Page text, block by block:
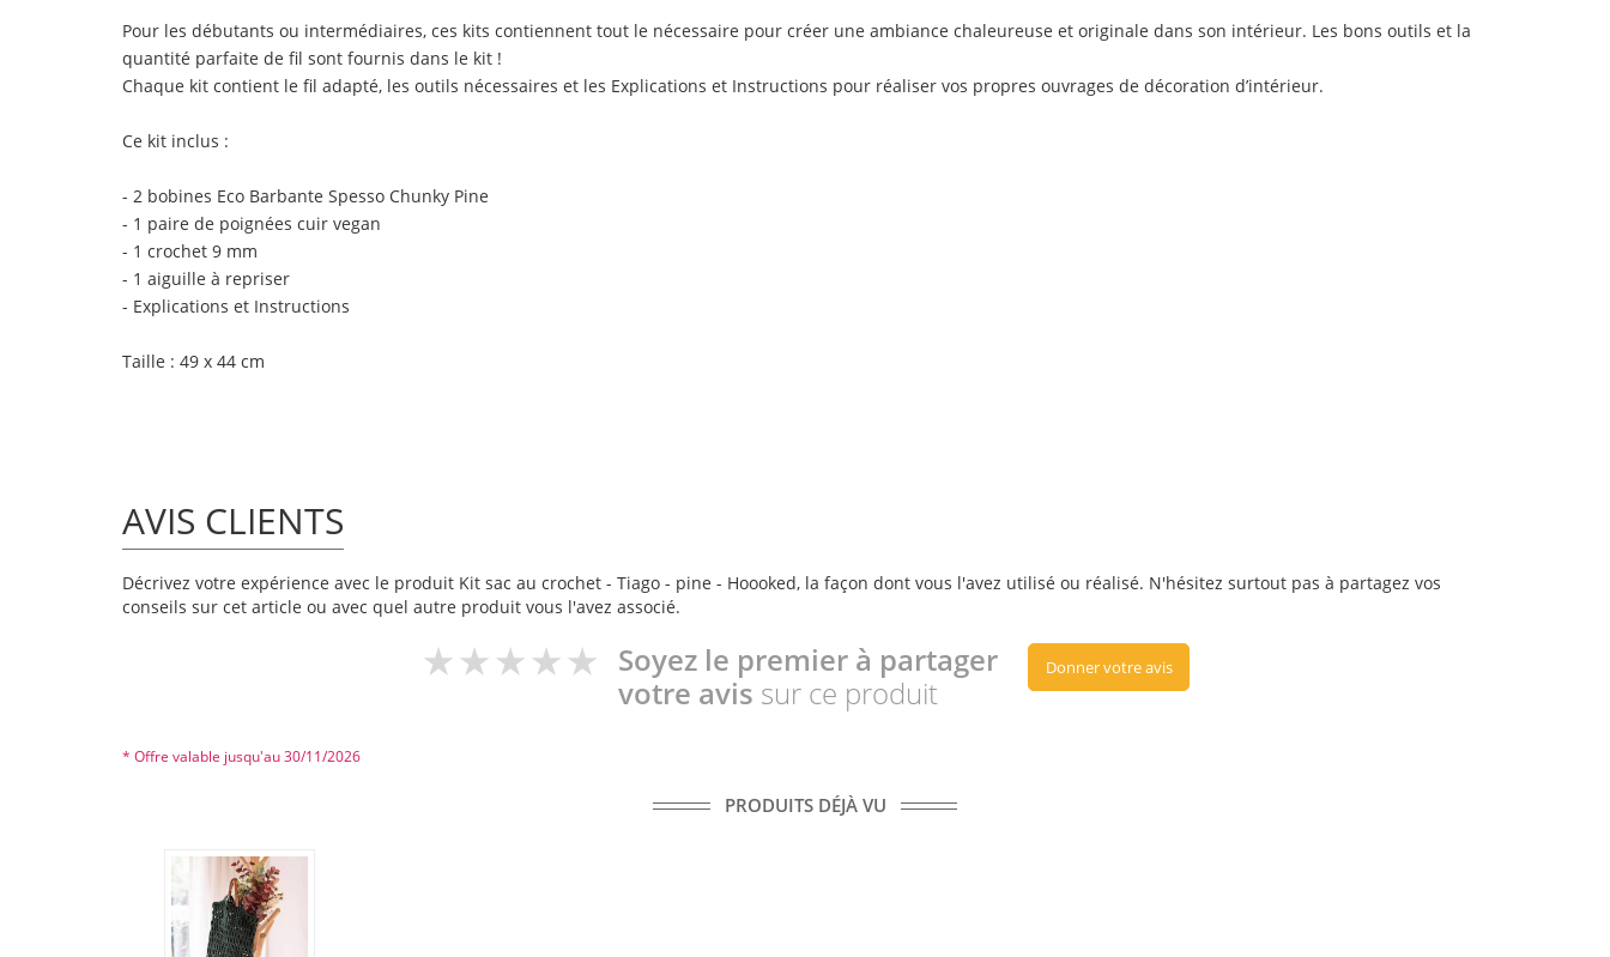
Pour les débutants ou intermédiaires, ces kits contiennent tout le nécessaire pour créer une ambiance chaleureuse et originale dans son intérieur. Les bons outils et la
quantité parfaite de fil sont fournis dans le kit !
Chaque kit contient le fil adapté, les outils nécessaires et les Explications et Instructions pour réaliser vos propres ouvrages de décoration d’intérieur.
Ce kit inclus :
- 2 bobines Eco Barbante Spesso Chunky Pine
- 1 paire de poignées cuir vegan
- 1 crochet 9 mm
- 1 aiguille à repriser
- Explications et Instructions
Taille : 49 x 44 cm
AVIS CLIENTS
Décrivez votre expérience avec le produit Kit sac au crochet - Tiago - pine - Hoooked, la façon dont vous l'avez utilisé ou réalisé. N'hésitez surtout pas à partagez vos
conseils sur cet article ou avec quel autre produit vous l'avez associé.
Soyez le premier à partager
votre avis sur ce produit
Donner votre avis
* Offre valable jusqu'au 30/11/2026
PRODUITS DÉJÀ VU